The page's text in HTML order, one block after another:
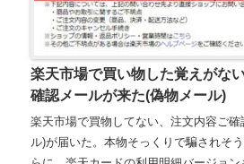
楽天市場で買い物した覚えがな
確認メールが来た(偽物メール)
楽天市場で買物してない、注文内容ご
ル)が届いた。本物そっくりで騙されそ